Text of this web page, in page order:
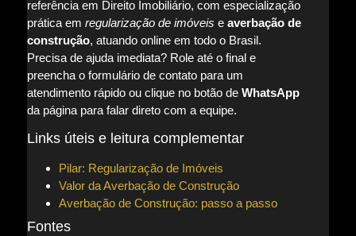
referência em Direito Imobiliário, com especialização
prática em regularização de imóveis e averbação de
construção, atuando online em todo o Brasil.
Precisa de ajuda imediata? Role até o final e
preencha o formulário de contato para um
atendimento rápido ou clique no botão de WhatsApp
da página para falar direto com a equipe.
Links úteis e leitura complementar
Pilar: Regularização de Imóveis
Valor da Averbação de Construção
Averbação de Construção: passo a passo
Fontes